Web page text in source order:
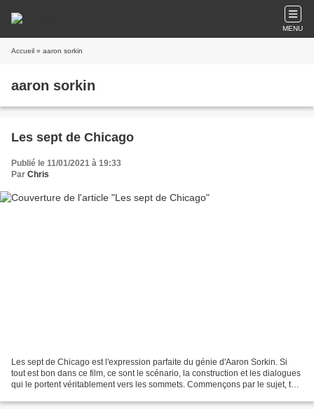
MENU
Accueil » aaron sorkin
aaron sorkin
Les sept de Chicago
Publié le 11/01/2021 à 19:33
Par Chris
Les sept de Chicago est l'expression parfaite du génie d'Aaron Sorkin. Si
tout est bon dans ce film, ce sont le scénario, la construction et les dialogues
qui le portent véritablement vers les sommets. Commençons par le sujet, tout